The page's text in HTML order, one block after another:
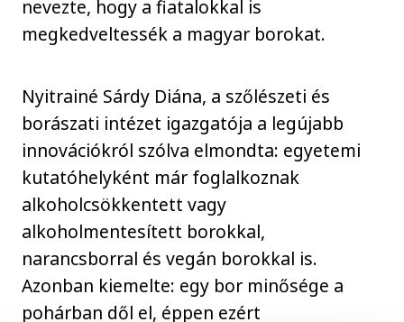
nevezte, hogy a fiatalokkal is
megkedveltessék a magyar borokat.
Nyitrainé Sárdy Diána, a szőlészeti és
borászati intézet igazgatója a legújabb
innovációkról szólva elmondta: egyetemi
kutatóhelyként már foglalkoznak
alkoholcsökkentett vagy
alkoholmentesített borokkal,
narancsborral és vegán borokkal is.
Azonban kiemelte: egy bor minősége a
pohárban dől el, éppen ezért